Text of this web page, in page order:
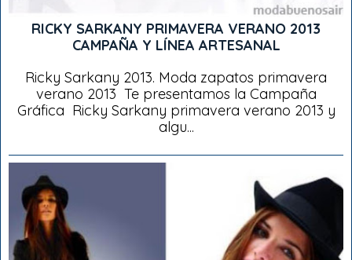
RICKY SARKANY PRIMAVERA VERANO 2013
CAMPAÑA Y LÍNEA ARTESANAL
Ricky Sarkany 2013. Moda zapatos primavera
verano 2013 Te presentamos la Campaña
Gráfica Ricky Sarkany primavera verano 2013 y
algu...